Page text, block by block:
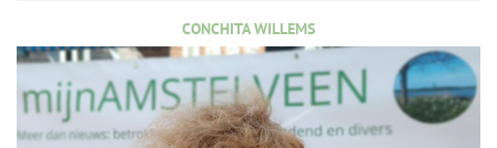
CONCHITA WILLEMS